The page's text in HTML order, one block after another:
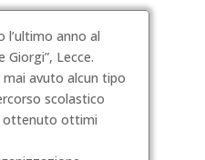
l’ultimo anno al
Giorgi”, Lecce.
mai avuto alcun tipo
scolastico
ottenuto ottimi